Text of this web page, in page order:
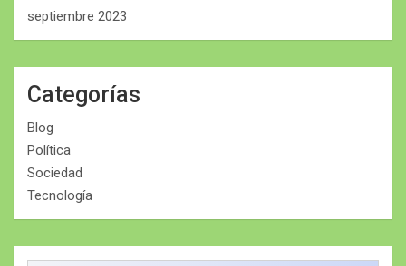
septiembre 2023
Categorías
Blog
Política
Sociedad
Tecnología